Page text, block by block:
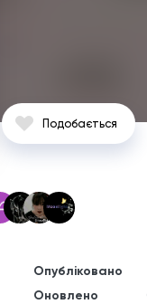
Подобається
Опубліковано
Оновлено